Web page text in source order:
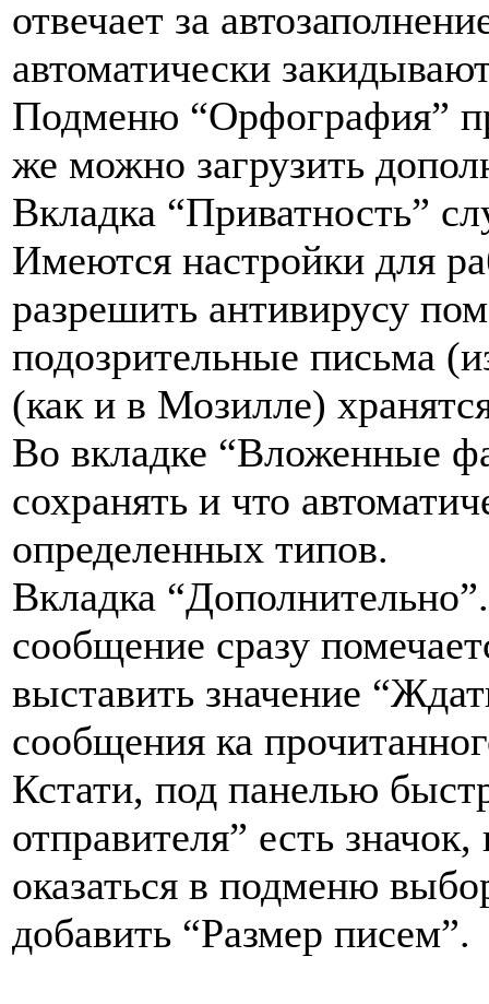
отвечает за
автоматически
Подменю “Орфография”
же можно загрузить
Вкладка “Приватность”
Имеются настройки для
разрешить антивирусу
подозрительные письма
(как и в Мозилле)
Во вкладке “Вложенные
сохранять и что
определенных типов.
Вкладка
сообщение сразу
выставить значение
сообщения ка
Кстати, под панелью
отправителя” есть
оказаться в подменю
добавить “Размер писем”.